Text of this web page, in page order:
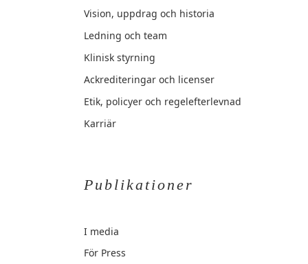
Vision, uppdrag och historia
Ledning och team
Klinisk styrning
Ackrediteringar och licenser
Etik, policyer och regelefterlevnad
Karriär
Publikationer
I media
För Press